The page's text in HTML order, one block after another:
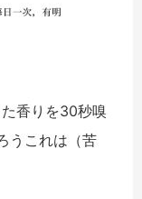
香りを30秒嗅
うこれは（苦